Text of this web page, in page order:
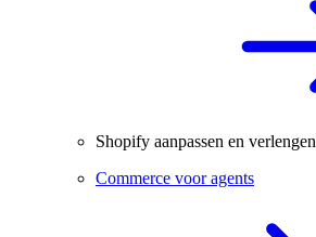
Shopify aanpassen en verlengen
Commerce voor agents